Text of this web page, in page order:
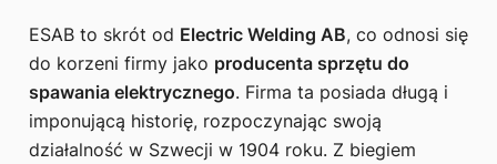
ESAB to skrót od Electric Welding AB, co odnosi się
do korzeni firmy jako producenta sprzętu do
spawania elektrycznego. Firma ta posiada długą i
imponującą historię, rozpoczynając swoją
działalność w Szwecji w 1904 roku. Z biegiem